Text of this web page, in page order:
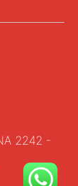
2242 -